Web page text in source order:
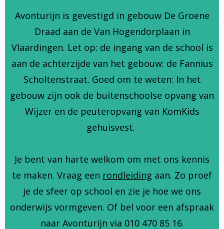
Avonturijn is gevestigd in gebouw De Groene
Draad aan de Van Hogendorplaan in
Vlaardingen. Let op: de ingang van de school is
aan de achterzijde van het gebouw: de Fannius
Scholtenstraat. Goed om te weten: In het
gebouw zijn ook de buitenschoolse opvang van
Wijzer en de peuteropvang van KomKids
gehuisvest.
Je bent van harte welkom om met ons kennis
te maken. Vraag een rondleiding aan. Zo proef
je de sfeer op school en zie je hoe we ons
onderwijs vormgeven. Of bel voor een afspraak
naar Avonturijn via 010 470 85 16.